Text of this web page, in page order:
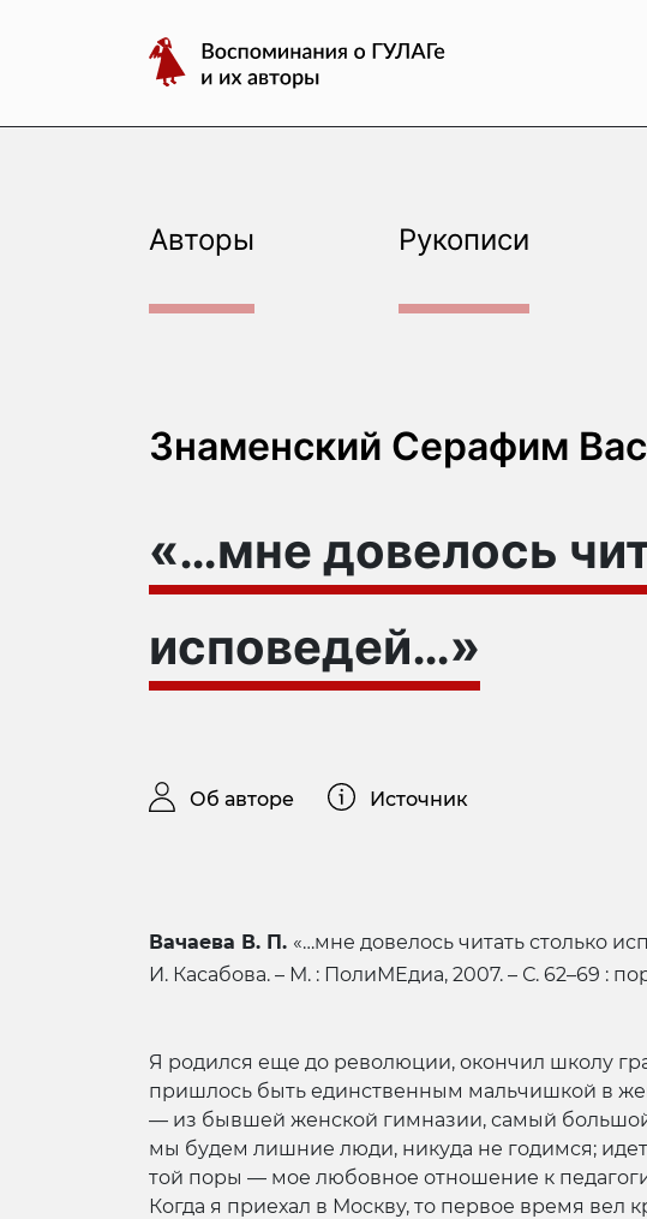
Воспоминания
о
и
Авторы Рукописи
Знаменский Серафим
«…мне довелось
исповедей…»
Об авторе Источник
Вачаева В. П. «…мне довелось читать столько
И. Касабова. – М. : ПолиМЕдиа, 2007. – С. 62–69 :
Я родился еще до революции, окончил школу
пришлось быть единственным мальчишкой в
— из бывшей женской гимназии, самый большой
мы будем лишние люди, никуда не годимся;
той поры — мое любовное отношение к
Когда я приехал в Москву, то первое время